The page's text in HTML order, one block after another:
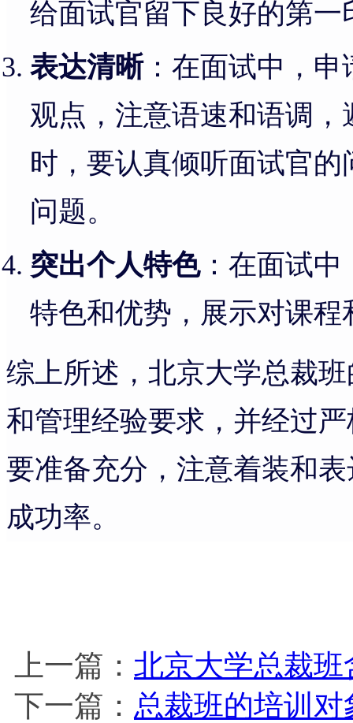
给面试官留下良好的第一
表达清晰：在面试中，申
观点，注意语速和语调
时，要认真倾听面试官
问题。
突出个人特色：在面试中
特色和优势，展示对课
综上所述，北京大学总裁
和管理经验要求，并经过
要准备充分，注意着装和
成功率。
上一篇： 北京大学总裁班
下一篇： 总裁班的培训对